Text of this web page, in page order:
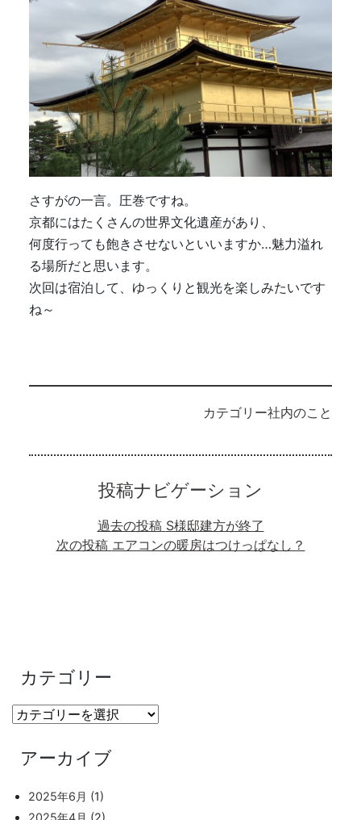
さすがの一言。圧巻ですね。
京都にはたくさんの世界文化遺産があり、
何度行っても飽きさせないといいますか…魅力溢れ
る場所だと思います。
次回は宿泊して、ゆっくりと観光を楽しみたいです
ね～
カテゴリー社内のこと
投稿ナビゲーション
過去の投稿 S様邸建方が終了
次の投稿 エアコンの暖房はつけっぱなし？
カテゴリー
アーカイブ
2025年6月 (1)